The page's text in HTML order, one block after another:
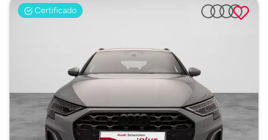
Certificado